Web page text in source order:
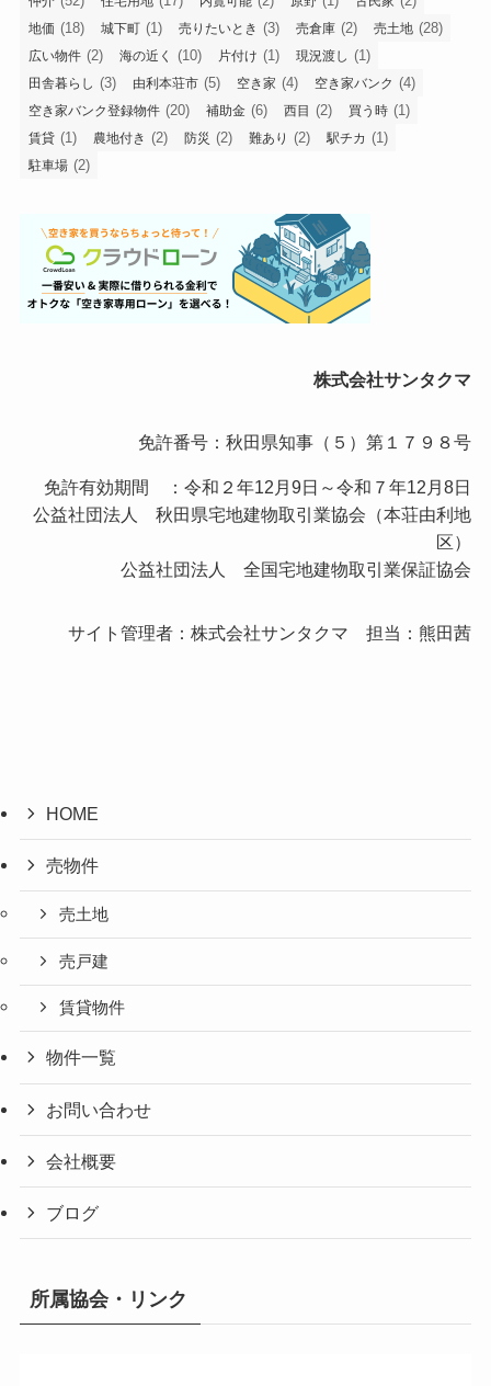
地価 (18) 城下町 (1) 売りたいとき (3) 売倉庫 (2) 売土地 (28)
広い物件 (2) 海の近く (10) 片付け (1) 現況渡し (1)
田舎暮らし (3) 由利本荘市 (5) 空き家 (4) 空き家バンク (4)
空き家バンク登録物件 (20) 補助金 (6) 西目 (2) 買う時 (1)
賃貸 (1) 農地付き (2) 防災 (2) 難あり (2) 駅チカ (1)
駐車場 (2)
株式会社サンタクマ
免許番号：秋田県知事（５）第１７９８号
免許有効期間 ：令和２年12月9日～令和７年12月8日
公益社団法人 秋田県宅地建物取引業協会（本荘由利地
区）
公益社団法人 全国宅地建物取引業保証協会
サイト管理者：株式会社サンタクマ 担当：熊田茜
HOME
売物件
売土地
売戸建
賃貸物件
物件一覧
お問い合わせ
会社概要
ブログ
所属協会・リンク